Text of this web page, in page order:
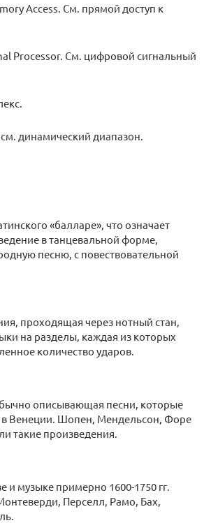
Access. См. прямой доступ к
Processor. См. цифровой сигнальный
динамический диапазон.
«балларе», что означает
в танцевальной форме,
песню, с повествовательной
проходящая через нотный стан,
на разделы, каждая из которых
количество ударов.
описывающая песни, которые
в Венеции. Шопен, Мендельсон, Форе
такие произведения.
и музыке примерно 1600-1750 гг.
Перселл, Рамо, Бах,